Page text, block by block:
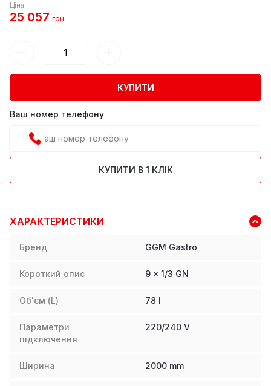
Ціна
25 057 грн
КУПИТИ
Ваш номер телефону
КУПИТИ В 1 КЛІК
ХАРАКТЕРИСТИКИ
Бренд GGM Gastro
Короткий опис 9 x 1/3 GN
Об'єм (L) 78 l
Параметри
підключення
220/240 V
Ширина 2000 mm